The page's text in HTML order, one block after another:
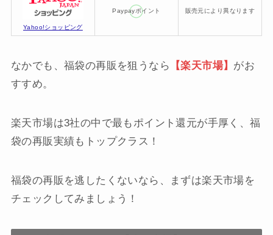
Yahoo!ショッピング
Paypayポイント 販売元により異なります
なかでも、福袋の再販を狙うなら 【楽天市場】 がお
すすめ。
楽天市場は3社の中で最もポイント還元が手厚く、福
袋の再販実績もトップクラス！
福袋の再販を逃したくないなら、まずは楽天市場を
チェックしてみましょう！